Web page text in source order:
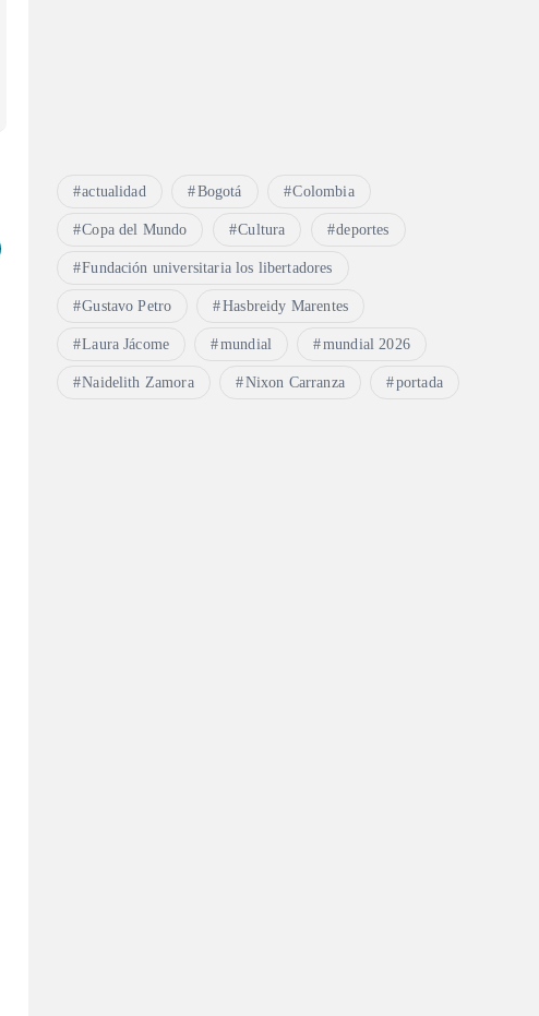
actualidad Bogotá Colombia
Copa del Mundo Cultura deportes
Fundación universitaria los libertadores
Gustavo Petro Hasbreidy Marentes
Laura Jácome mundial mundial 2026
Naidelith Zamora Nixon Carranza portada